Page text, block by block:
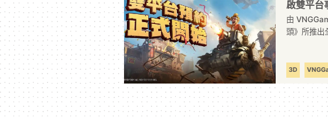
技
全
方
啟雙平台
由
頭》所推出
3D